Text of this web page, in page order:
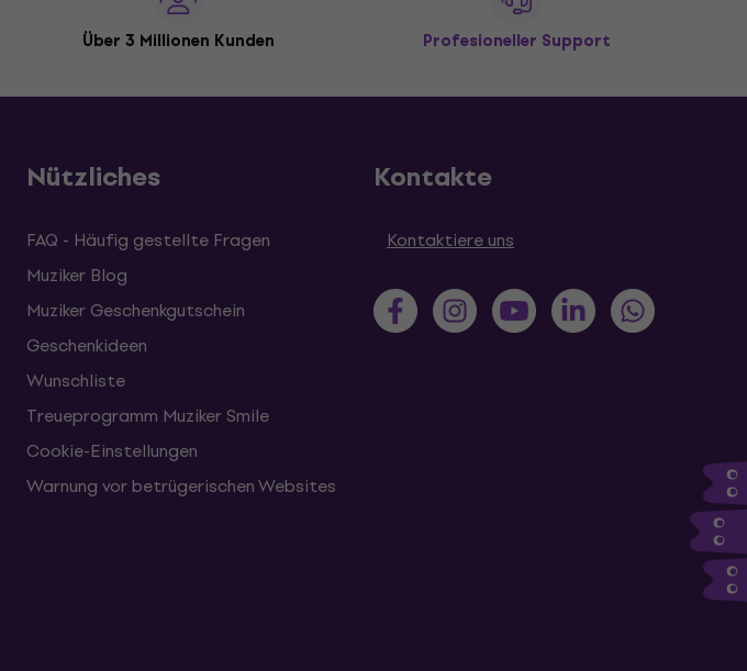
Über 3 Millionen Kunden Profesioneller Support
Nützliches
FAQ - Häufig gestellte Fragen
Muziker Blog
Muziker Geschenkgutschein
Geschenkideen
Wunschliste
Treueprogramm Muziker Smile
Cookie-Einstellungen
Warnung vor betrügerischen Websites
Kontakte
Kontaktiere uns